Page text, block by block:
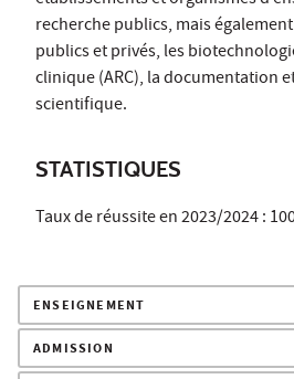
recherche publics, mais
publics et privés, les
clinique (ARC), la documentation
scientifique.
STATISTIQUES
Taux de réussite en 2023/2024 :
ENSEIGNEMENT
ADMISSION